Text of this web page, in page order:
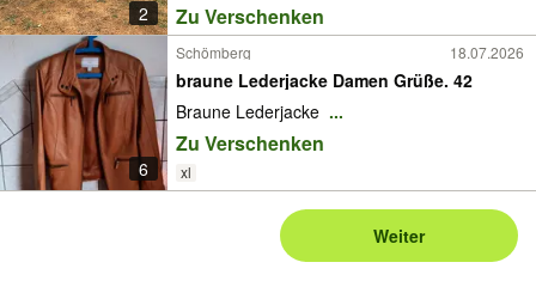
2 Zu Verschenken
6
Schömberg 18.07.2026
braune Lederjacke Damen Grüße. 42
Braune Lederjacke ...
Zu Verschenken
xl
Weiter